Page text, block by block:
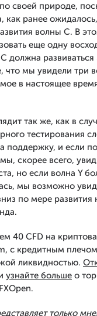
своей природе,
как ранее
волны С. В
еще одну
должна
что мы увидели три
в настоящее
так же, как в
тестирования
поддержку, и если
мы, скорее всего,
но если волна Y
мы возможно
по мере развития
40 CFD на
с кредитным
ликвидностью.
узнайте больше о
только